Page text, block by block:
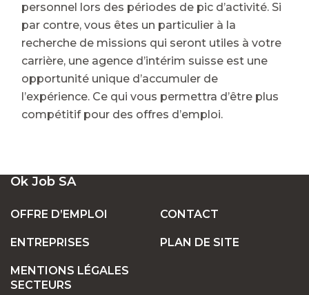
personnel lors des périodes de pic d’activité. Si
par contre, vous êtes un particulier à la
recherche de missions qui seront utiles à votre
carrière, une agence d’intérim suisse est une
opportunité unique d’accumuler de
l’expérience. Ce qui vous permettra d’être plus
compétitif pour des offres d’emploi.
Ok Job SA
OFFRE D’EMPLOI
ENTREPRISES
MENTIONS LÉGALES
CONTACT
PLAN DE SITE
SECTEURS